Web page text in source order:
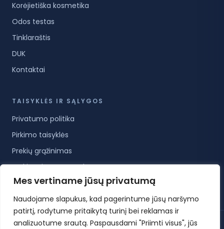
Mes vertiname jūsų privatumą
Naudojame slapukus, kad pagerintume jūsų naršymo
patirtį, rodytume pritaikytą turinį bei reklamas ir
analizuotume srautą. Paspausdami "Priimti visus", jūs
Korėjietiška kosmetika
Odos testas
Tinklaraštis
DUK
Kontaktai
TAISYKLĖS IR SĄLYGOS
Privatumo politika
Pirkimo taisyklės
Prekių grąžinimas
Prekių pristatymo sąlygos
Paslaugų teikimo sąlygos
© 2026 KoreanCare.lt · Visos teisės saugomos ·